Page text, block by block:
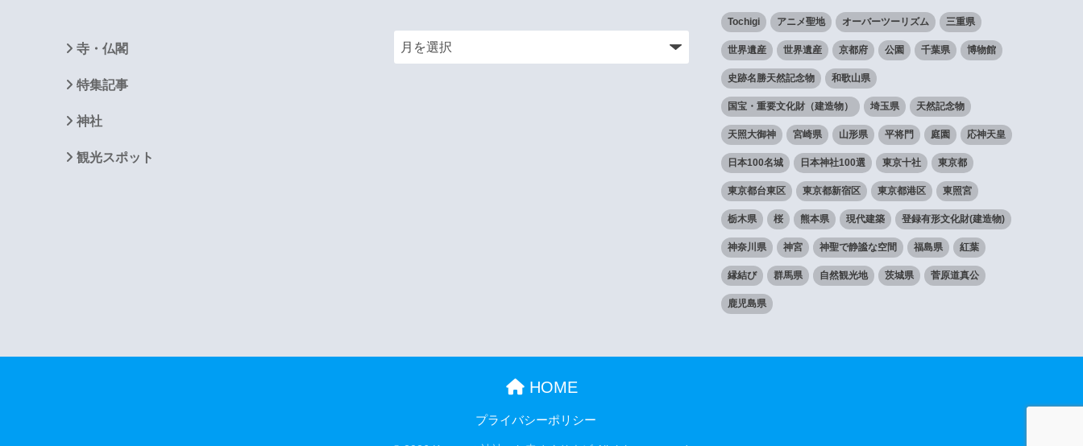
寺・仏閣
特集記事
神社
観光スポット
Tochigi アニメ聖地 オーバーツーリズム 三重県
世界遺産 世界遺産 京都府 公園 千葉県 博物館
史跡名勝天然記念物 和歌山県
国宝・重要文化財（建造物） 埼玉県 天然記念物
天照大御神 宮崎県 山形県 平将門 庭園 応神天皇
日本100名城 日本神社100選 東京十社 東京都
東京都台東区 東京都新宿区 東京都港区 東照宮
栃木県 桜 熊本県 現代建築 登録有形文化財(建造物)
神奈川県 神宮 神聖で静謐な空間 福島県 紅葉
縁結び 群馬県 自然観光地 茨城県 菅原道真公
鹿児島県
HOME
プライバシーポリシー